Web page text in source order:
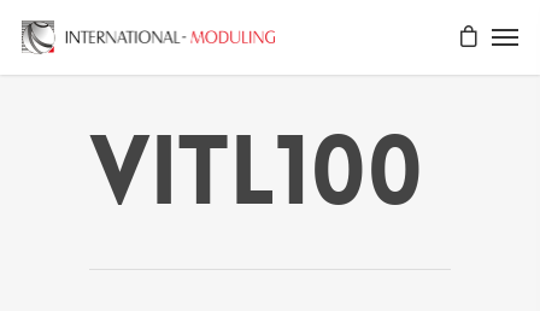
VITL100